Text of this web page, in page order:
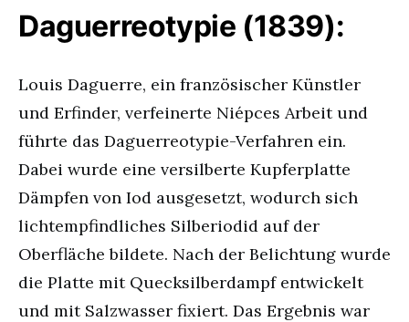
Daguerreotypie (1839):
Louis Daguerre, ein französischer Künstler
und Erfinder, verfeinerte Niépces Arbeit und
führte das Daguerreotypie-Verfahren ein.
Dabei wurde eine versilberte Kupferplatte
Dämpfen von Iod ausgesetzt, wodurch sich
lichtempfindliches Silberiodid auf der
Oberfläche bildete. Nach der Belichtung wurde
die Platte mit Quecksilberdampf entwickelt
und mit Salzwasser fixiert. Das Ergebnis war